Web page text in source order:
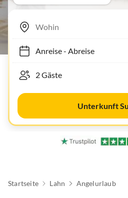
Anreise- Abreise
Unterkunft
Startseite Lahn Angelurlaub